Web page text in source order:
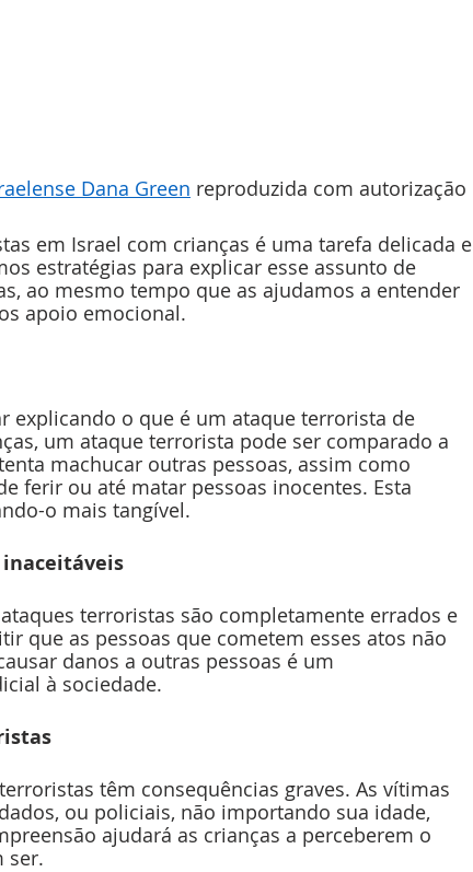
Dana Green reproduzida com autorização
em Israel com crianças é uma tarefa delicada e
estratégias para explicar esse assunto de
ao mesmo tempo que as ajudamos a entender
apoio emocional.
explicando o que é um ataque terrorista de
um ataque terrorista pode ser comparado a
machucar outras pessoas, assim como
ferir ou até matar pessoas inocentes. Esta
o mais tangível.
terroristas são completamente errados e
que as pessoas que cometem esses atos não
danos a outras pessoas é um
à sociedade.
têm consequências graves. As vítimas
ou policiais, não importando sua idade,
ajudará as crianças a perceberem o
ser.